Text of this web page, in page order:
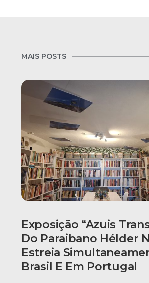
MAIS POSTS
Exposição “Azuis
Do Paraibano Hélder
Estreia
Brasil E Em Portugal